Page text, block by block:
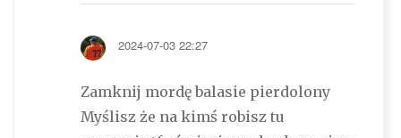
2024-07-03 22:27
Zamknij mordę balasie pierdolony
Myślisz że na kimś robisz tu